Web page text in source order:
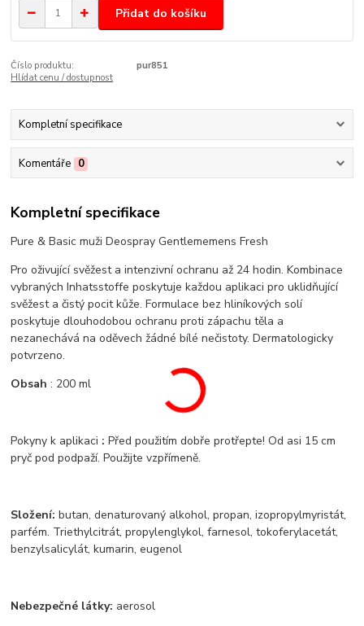
Přidat do košíku
Číslo produktu:
pur851
Hlídat cenu / dostupnost
Kompletní specifikace
Komentáře 0
Kompletní specifikace
Pure & Basic muži Deospray Gentlememens Fresh
Pro oživující svěžest a intenzivní ochranu až 24 hodin. Kombinace
vybraných Inhatsstoffe poskytuje každou aplikaci pro uklidňující
svěžest a čistý pocit kůže. Formulace bez hliníkových solí
poskytuje dlouhodobou ochranu proti zápachu těla a
nezanechává na oděvech žádné bílé nečistoty. Dermatologicky
potvrzeno.
Obsah : 200 ml
Pokyny k aplikaci : Před použitím dobře protřepte! Od asi 15 cm
pryč pod podpaží. Použijte vzpřímeně.
Složení: butan, denaturovaný alkohol, propan, izopropylmyristát,
parfém. Triethylcitrát, propylenglykol, farnesol, tokoferylacetát,
benzylsalicylát, kumarin, eugenol
Nebezpečné látky: aerosol